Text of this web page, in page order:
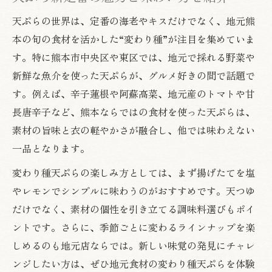
東区ならではの個性派天ぷらを楽しむ
地元野菜を使う天ぷらのコツを紹介
天ぷらに最適な地元野菜の選び方
旬野菜の天ぷらを美味しく揚げる秘訣
サクサク天ぷらに仕上げる調理ポイント
地元野菜で彩る天ぷらのバリエーション
食感を楽しむ天ぷらの揚げ方テクニック
揚げたて天ぷらの美味しさを活かす方法
熊本流天ぷらの食べ方と楽しみ方紹介
サクサク感を保つ天ぷらの工夫とコツ
天ぷらの温度管理で味わいが変わる理由
揚げたて天ぷらが人気の熊本グルメ事情
天ぷらの世界は、定番の海老やキスだけでなく、地元熊
本の旬の食材を活かした“変わり種”が注目を集めていま
す。特に熊本市中央区や東区では、地元で採れる野菜や
新鮮な魚介を使った天ぷらが、グルメ好きの間で話題で
す。例えば、辛子蓮根や阿蘇高菜、地元産のトマトや甘
長唐辛子など、熊本ならではの食材を使った天ぷらは、
素材の旨味と衣の軽やかさが融合し、他では味わえない
一品となります。
変わり種天ぷらの楽しみ方としては、まず揚げたてを塩
やレモンでシンプルに味わうのがおすすめです。天つゆ
だけでなく、素材の個性を引き立てる調味料選びもポイ
ントです。さらに、季節ごとに変わるラインナップを楽
しめるのも地元店ならでは。新しい味覚の発見にチャレ
ンジしたい方は、ぜひ地元食材の変わり種天ぷらを体験